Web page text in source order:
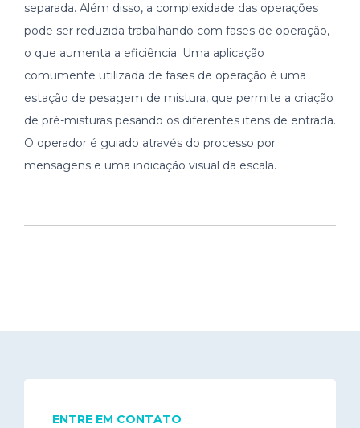
separada. Além disso, a complexidade das operações
pode ser reduzida trabalhando com fases de operação,
o que aumenta a eficiência. Uma aplicação
comumente utilizada de fases de operação é uma
estação de pesagem de mistura, que permite a criação
de pré-misturas pesando os diferentes itens de entrada.
O operador é guiado através do processo por
mensagens e uma indicação visual da escala.
ENTRE EM CONTATO